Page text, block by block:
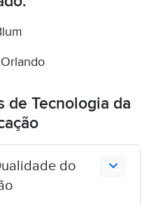
de Tecnologia da
do